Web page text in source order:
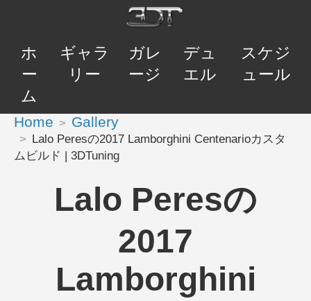
ホ
ー
ム
ギャラ
リー
ガレ
ージ
デュ
エル
スケジ
ュール
Home Gallery
Lalo Peresの2017 Lamborghini Centenarioカスタ
ムビルド | 3DTuning
Lalo Peresの
2017
Lamborghini